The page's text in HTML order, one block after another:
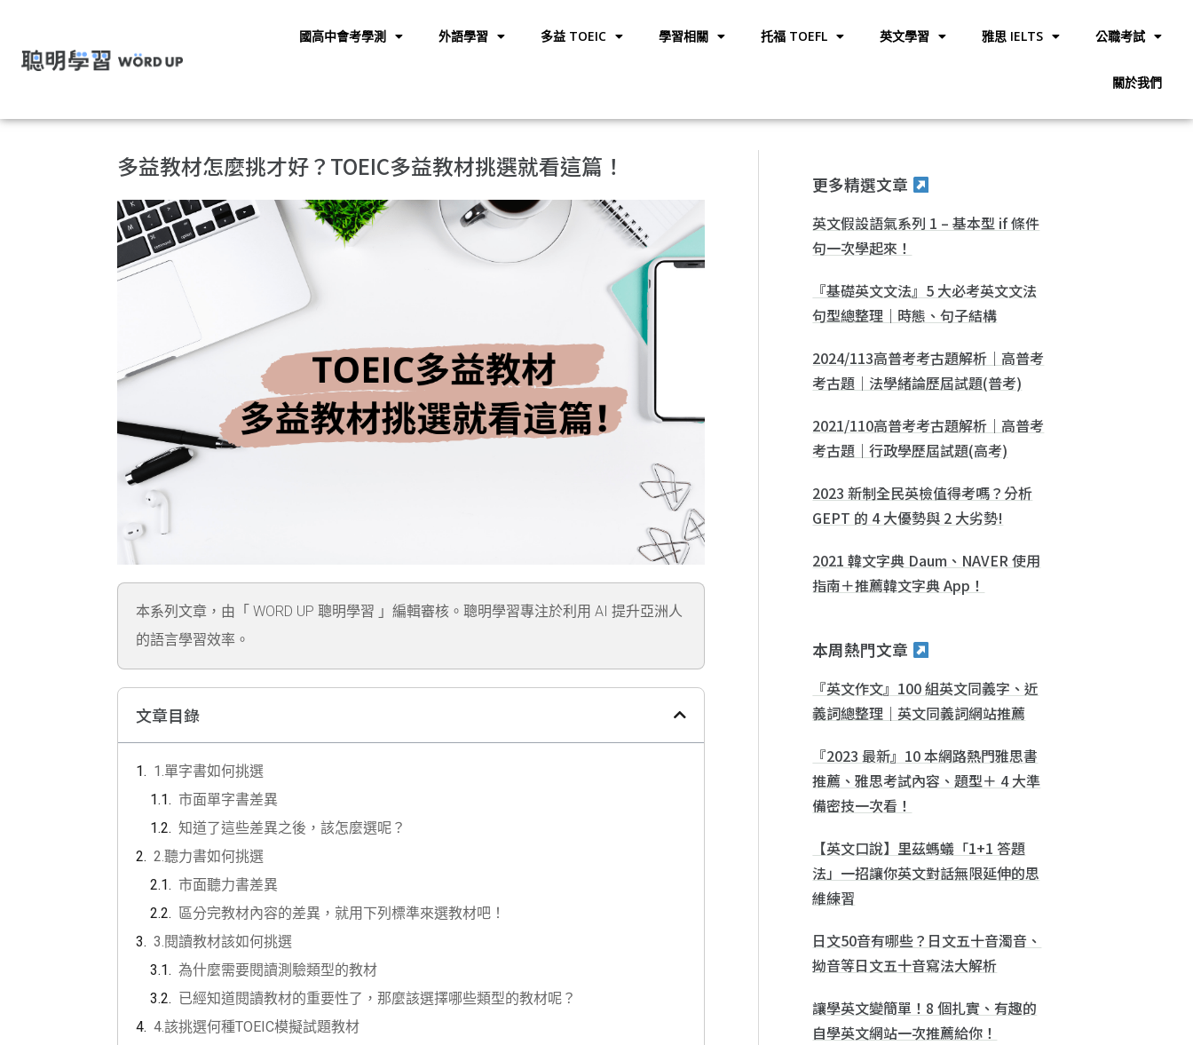
國高中會考學測 外語學習 多益 TOEIC 學習相關 托福 TOEFL 英文學習 雅思 IELTS 公職考試
關於我們
多益教材怎麼挑才好？TOEIC多益教材挑選就看這篇！
本系列文章，由「 WORD UP 聰明學習 」編輯審核。聰明學習專注於利用 AI 提升亞洲人
的語言學習效率。
文章目錄
1.單字書如何挑選
市面單字書差異
知道了這些差異之後，該怎麼選呢？
2.聽力書如何挑選
市面聽力書差異
區分完教材內容的差異，就用下列標準來選教材吧！
3.閱讀教材該如何挑選
為什麼需要閱讀測驗類型的教材
已經知道閱讀教材的重要性了，那麼該選擇哪些類型的教材呢？
4.該挑選何種TOEIC模擬試題教材
更多精選文章
英文假設語氣系列 1 – 基本型 if 條件
句一次學起來！
『基礎英文文法』5 大必考英文文法
句型總整理｜時態、句子結構
2024/113高普考考古題解析｜高普考
考古題｜法學緒論歷屆試題(普考)
2021/110高普考考古題解析｜高普考
考古題｜行政學歷屆試題(高考)
2023 新制全民英檢值得考嗎？分析
GEPT 的 4 大優勢與 2 大劣勢!
2021 韓文字典 Daum、NAVER 使用
指南＋推薦韓文字典 App！
本周熱門文章
『英文作文』100 組英文同義字、近
義詞總整理｜英文同義詞網站推薦
『2023 最新』10 本網路熱門雅思書
推薦、雅思考試內容、題型＋ 4 大準
備密技一次看！
【英文口說】里茲螞蟻「1+1 答題
法」一招讓你英文對話無限延伸的思
維練習
日文50音有哪些？日文五十音濁音、
拗音等日文五十音寫法大解析
讓學英文變簡單！8 個扎實、有趣的
自學英文網站一次推薦給你！